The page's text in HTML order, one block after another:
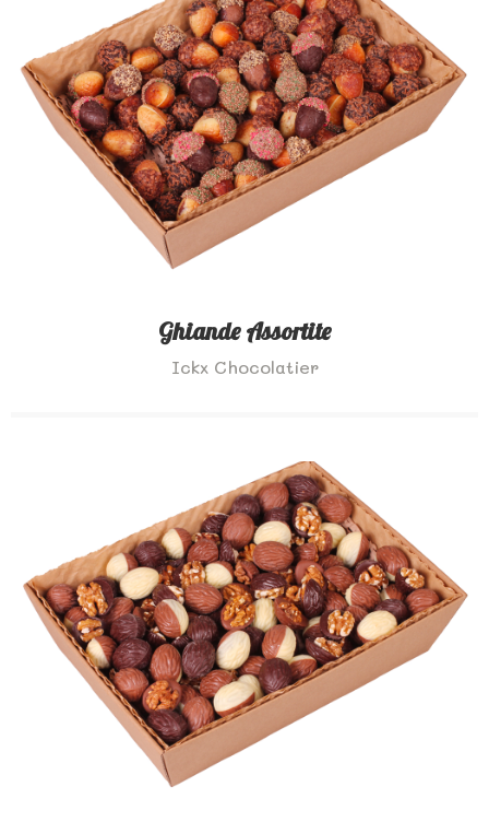
Ghiande Assortite
Ickx Chocolatier